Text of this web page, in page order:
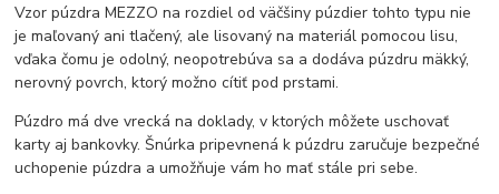
Vzor púzdra MEZZO na rozdiel od väčšiny púzdier tohto typu nie
je maľovaný ani tlačený, ale lisovaný na materiál pomocou lisu,
vďaka čomu je odolný, neopotrebúva sa a dodáva púzdru mäkký,
nerovný povrch, ktorý možno cítiť pod prstami.
Púzdro má dve vrecká na doklady, v ktorých môžete uschovať
karty aj bankovky. Šnúrka pripevnená k púzdru zaručuje bezpečné
uchopenie púzdra a umožňuje vám ho mať stále pri sebe.